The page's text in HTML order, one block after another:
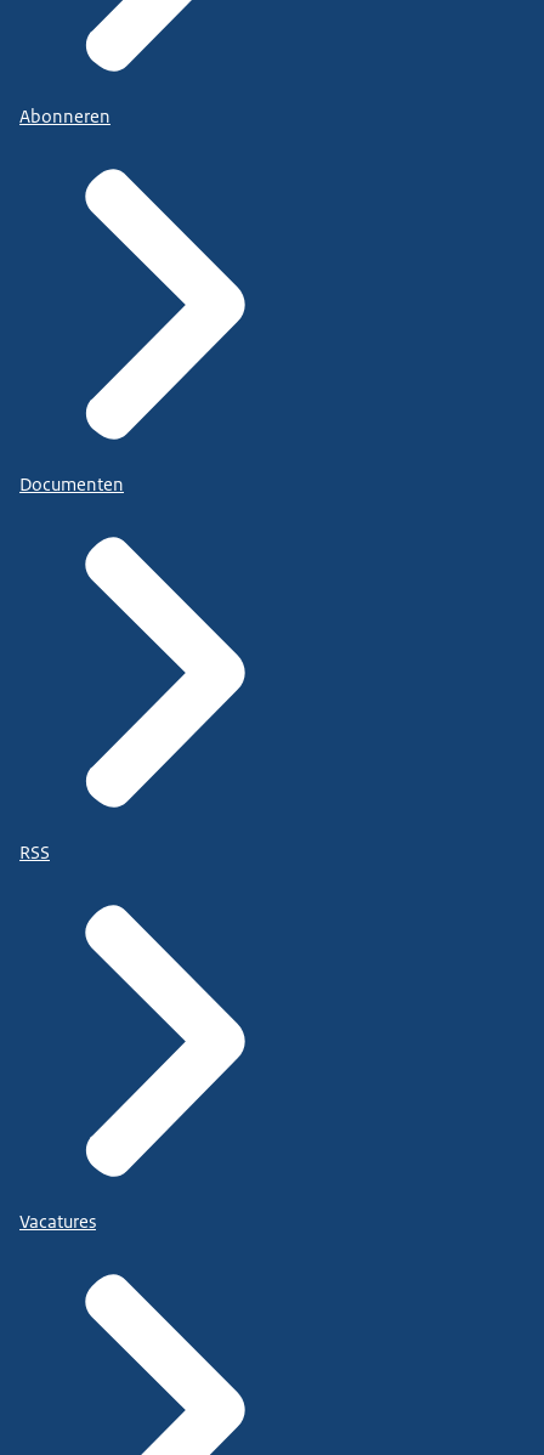
Abonneren
Documenten
RSS
Vacatures